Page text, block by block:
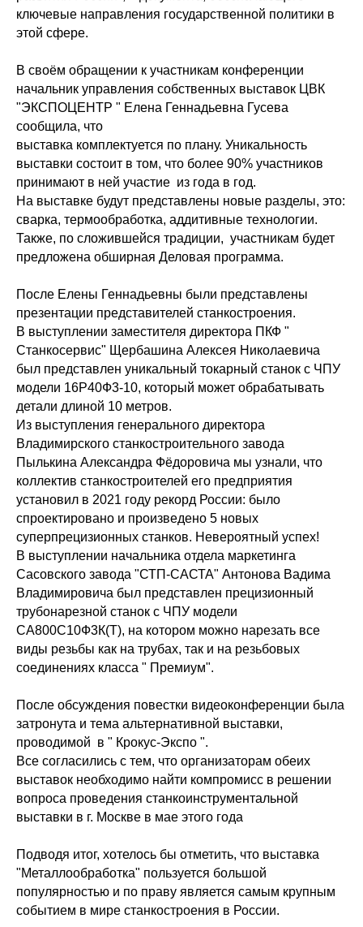
ключевые направления государственной политики в
этой сфере.
В своём обращении к участникам конференции
начальник управления собственных выставок ЦВК
"ЭКСПОЦЕНТР " Елена Геннадьевна Гусева
сообщила, что
выставка комплектуется по плану. Уникальность
выставки состоит в том, что более 90% участников
принимают в ней участие из года в год.
На выставке будут представлены новые разделы, это:
сварка, термообработка, аддитивные технологии.
Также, по сложившейся традиции, участникам будет
предложена обширная Деловая программа.
После Елены Геннадьевны были представлены
презентации представителей станкостроения.
В выступлении заместителя директора ПКФ "
Станкосервис" Щербашина Алексея Николаевича
был представлен уникальный токарный станок с ЧПУ
модели 16Р40Ф3-10, который может обрабатывать
детали длиной 10 метров.
Из выступления генерального директора
Владимирского станкостроительного завода
Пылькина Александра Фёдоровича мы узнали, что
коллектив станкостроителей его предприятия
установил в 2021 году рекорд России: было
спроектировано и произведено 5 новых
суперпрецизионных станков. Невероятный успех!
В выступлении начальника отдела маркетинга
Сасовского завода "СТП-САСТА" Антонова Вадима
Владимировича был представлен прецизионный
трубонарезной станок с ЧПУ модели
СА800С10Ф3К(Т), на котором можно нарезать все
виды резьбы как на трубах, так и на резьбовых
соединениях класса " Премиум".
После обсуждения повестки видеоконференции была
затронута и тема альтернативной выставки,
проводимой в " Крокус-Экспо ".
Все согласились с тем, что организаторам обеих
выставок необходимо найти компромисс в решении
вопроса проведения станкоинструментальной
выставки в г. Москве в мае этого года
Подводя итог, хотелось бы отметить, что выставка
"Металлообработка" пользуется большой
популярностью и по праву является самым крупным
событием в мире станкостроения в России.